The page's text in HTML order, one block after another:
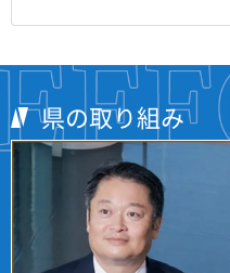
県の取り組み